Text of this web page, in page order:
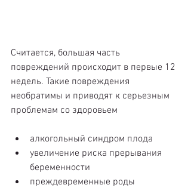
Считается, большая часть
повреждений происходит в первые 12
недель. Такие повреждения
необратимы и приводят к серьезным
проблемам со здоровьем
алкогольный синдром плода
увеличение риска прерывания
беременности
преждевременные роды